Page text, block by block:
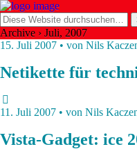
Archive › Juli, 2007
15. Juli 2007 • von Nils
Netikette für
11. Juli 2007 • von Nils
Vista-Gadget: ice